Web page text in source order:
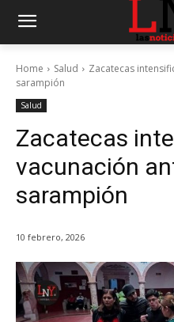
Home Salud
Zacatecas
sarampión
Salud
Zacatecas
vacunación
sarampión
10 febrero, 2026